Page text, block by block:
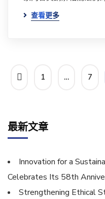
查看更多
1 … 7
最新文章
Innovation for a
Celebrates Its 58th
Strengthening Ethical